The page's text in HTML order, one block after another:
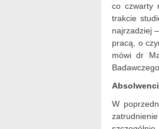
co czwarty
trakcie
najrzadziej
pracą, o
mówi dr
Badawczego.
W